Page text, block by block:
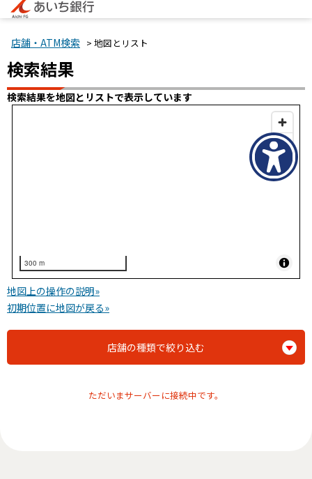
店舗・ATM検索 > 地図とリスト
検索結果
検索結果を地図とリストで表示しています
300 m
地図上の操作の説明»
初期位置に地図が戻る»
店舗の種類で絞り込む
ただいまサーバーに接続中です。